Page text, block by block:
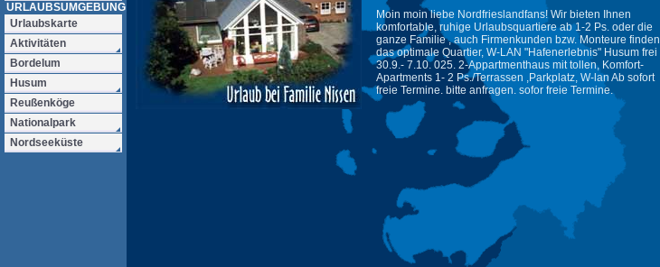
Moin moin liebe Nordfrieslandfans! Wir bieten Ihnen
komfortable, ruhige Urlaubsquartiere ab 1-2 Ps. oder die
ganze Familie , auch Firmenkunden bzw. Monteure finden
das optimale Quartier, W-LAN "Hafenerlebnis" Husum frei
30.9.- 7.10. 025. 2-Appartmenthaus mit tollen, Komfort-
Apartments 1- 2 Ps./Terrassen ,Parkplatz, W-lan Ab sofort
freie Termine. bitte anfragen. sofor freie Termine.
URLAUBSUMGEBUNG
Urlaubskarte
Aktivitäten
Bordelum
Husum
Reußenköge
Nationalpark
Nordseeküste